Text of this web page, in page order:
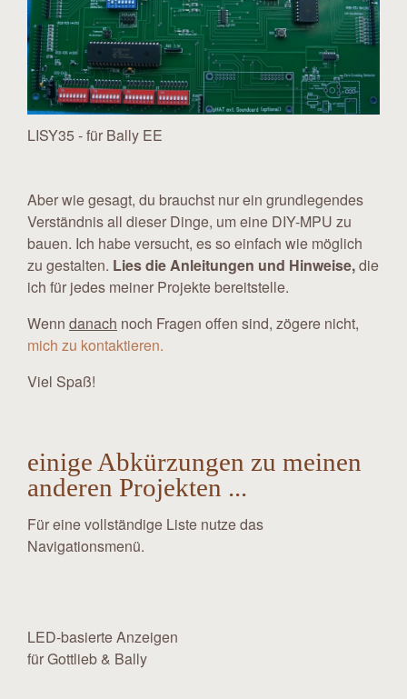
LISY35 - für Bally EE
Aber wie gesagt, du brauchst nur ein grundlegendes
Verständnis all dieser Dinge, um eine DIY-MPU zu
bauen. Ich habe versucht, es so einfach wie möglich
zu gestalten. Lies die Anleitungen und Hinweise,die
ich für jedes meiner Projekte bereitstelle.
Wenn danach noch Fragen offen sind, zögere nicht,
mich zu kontaktieren.
Viel Spaß!
einige Abkürzungen zu meinen
anderen Projekten ...
Für eine vollständige Liste nutze das
Navigationsmenü.
LED-basierte Anzeigen
für Gottlieb & Bally